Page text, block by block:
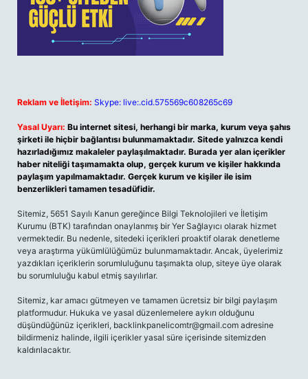
Reklam ve İletişim: Skype: live:.cid.575569c608265c69
Yasal Uyarı: Bu internet sitesi, herhangi bir marka, kurum veya şahıs
şirketi ile hiçbir bağlantısı bulunmamaktadır. Sitede yalnızca kendi
hazırladığımız makaleler paylaşılmaktadır. Burada yer alan içerikler
haber niteliği taşımamakta olup, gerçek kurum ve kişiler hakkında
paylaşım yapılmamaktadır. Gerçek kurum ve kişiler ile isim
benzerlikleri tamamen tesadüfidir.
Sitemiz, 5651 Sayılı Kanun gereğince Bilgi Teknolojileri ve İletişim
Kurumu (BTK) tarafından onaylanmış bir Yer Sağlayıcı olarak hizmet
vermektedir. Bu nedenle, sitedeki içerikleri proaktif olarak denetleme
veya araştırma yükümlülüğümüz bulunmamaktadır. Ancak, üyelerimiz
yazdıkları içeriklerin sorumluluğunu taşımakta olup, siteye üye olarak
bu sorumluluğu kabul etmiş sayılırlar.
Sitemiz, kar amacı gütmeyen ve tamamen ücretsiz bir bilgi paylaşım
platformudur. Hukuka ve yasal düzenlemelere aykırı olduğunu
düşündüğünüz içerikleri, backlinkpanelicomtr@gmail.com adresine
bildirmeniz halinde, ilgili içerikler yasal süre içerisinde sitemizden
kaldırılacaktır.